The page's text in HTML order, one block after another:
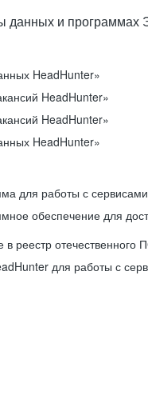
и программах
HeadHunter»
HeadHunter»
HeadHunter»
HeadHunter»
для работы с сервисами
обеспечение для
реестр отечественного
для работы с